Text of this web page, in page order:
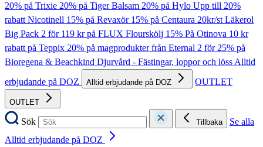
20% på Trixie 20% på Tiger Balsam 20% på Hylo Upp till 20%
rabatt Nicotinell 15% på Revaxör 15% på Centaura 20kr/st Läkerol
Big Pack 2 för 119 kr på FLUX Flourskölj 15% På Otinova 10 kr
rabatt på Teppix 20% på magprodukter från Eternal 2 för 25% på
Bioregena & Beachkind Djurvård - Fästingar, loppor och lössAlltid
erbjudande på DOZ
Alltid erbjudande på DOZ OUTLET
OUTLET
Sök Tillbaka
Se alla
Alltid erbjudande på DOZ